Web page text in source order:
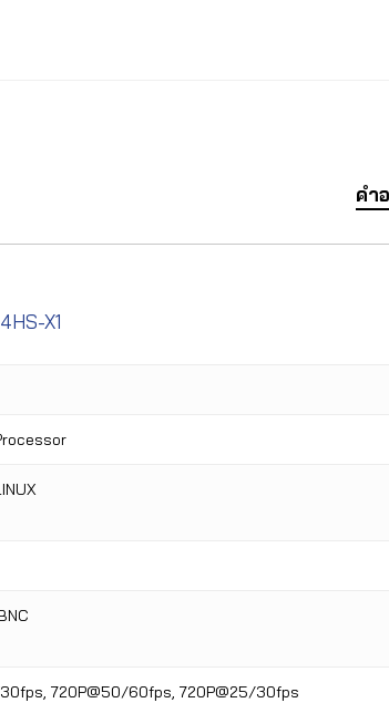
คำ
X1
720P@50/60fps, 720P@25/30fps